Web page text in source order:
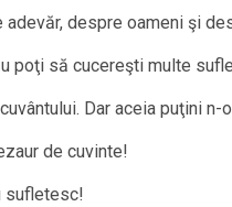
despre oameni şi
poţi să cucereşti multe
Dar aceia puţini
de cuvinte!
sufletesc!